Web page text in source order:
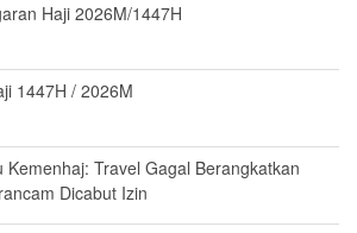
Haji 2026M/1447H
1447H / 2026M
Kemenhaj: Travel Gagal Berangkatkan
Dicabut Izin